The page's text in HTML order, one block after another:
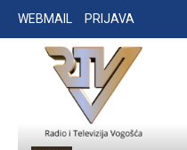
Skip
to
WEBMAIL PRIJAVA